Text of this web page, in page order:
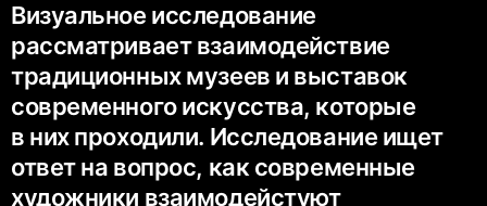
Визуальное исследование
рассматривает взаимодействие
традиционных музеев и выставок
современного искусства, которые
в них проходили. Исследование ищет
ответ на вопрос, как современные
художники взаимодейстуют